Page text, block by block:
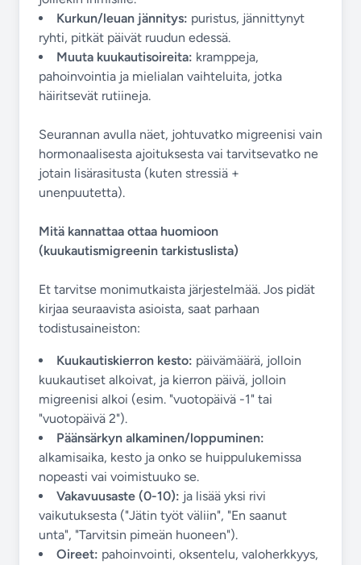
Kurkun/leuan jännitys: puristus, jännittynyt
ryhti, pitkät päivät ruudun edessä.
Muuta kuukautisoireita: kramppeja,
pahoinvointia ja mielialan vaihteluita, jotka
häiritsevät rutiineja.
Seurannan avulla näet, johtuvatko migreenisi vain
hormonaalisesta ajoituksesta vai tarvitsevatko ne
jotain lisärasitusta (kuten stressiä +
unenpuutetta).
Mitä kannattaa ottaa huomioon
(kuukautismigreenin tarkistuslista)
Et tarvitse monimutkaista järjestelmää. Jos pidät
kirjaa seuraavista asioista, saat parhaan
todistusaineiston:
Kuukautiskierron kesto: päivämäärä, jolloin
kuukautiset alkoivat, ja kierron päivä, jolloin
migreenisi alkoi (esim. "vuotopäivä -1" tai
"vuotopäivä 2").
Päänsärkyn alkaminen/loppuminen:
alkamisaika, kesto ja onko se huippulukemissa
nopeasti vai voimistuuko se.
Vakavuusaste (0-10): ja lisää yksi rivi
vaikutuksesta ("Jätin työt väliin", "En saanut
unta", "Tarvitsin pimeän huoneen").
Oireet: pahoinvointi, oksentelu, valoherkkyys,